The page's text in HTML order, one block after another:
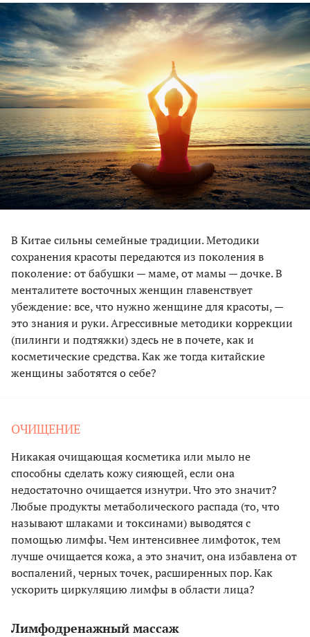
В Китае сильны семейные традиции. Методики
сохранения красоты передаются из поколения в
поколение: от бабушки — маме, от мамы — дочке. В
менталитете восточных женщин главенствует
убеждение: все, что нужно женщине для красоты, —
это знания и руки. Агрессивные методики коррекции
(пилинги и подтяжки) здесь не в почете, как и
косметические средства. Как же тогда китайские
женщины заботятся о себе?
ОЧИЩЕНИЕ
Никакая очищающая косметика или мыло не
способны сделать кожу сияющей, если она
недостаточно очищается изнутри. Что это значит?
Любые продукты метаболического распада (то, что
называют шлаками и токсинами) выводятся с
помощью лимфы. Чем интенсивнее лимфоток, тем
лучше очищается кожа, а это значит, она избавлена от
воспалений, черных точек, расширенных пор. Как
ускорить циркуляцию лимфы в области лица?
Лимфодренажный массаж